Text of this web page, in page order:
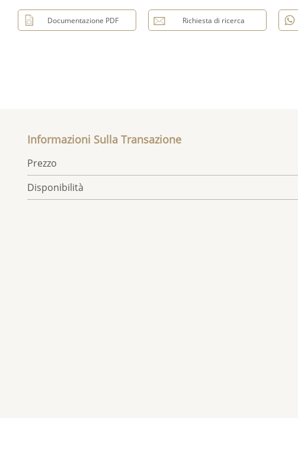
Documentazione PDF Richiesta di ricerca
Informazioni Sulla Transazione
Prezzo
Disponibilità